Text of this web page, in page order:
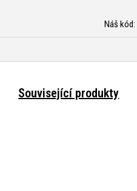
Náš kód:
Související produkty